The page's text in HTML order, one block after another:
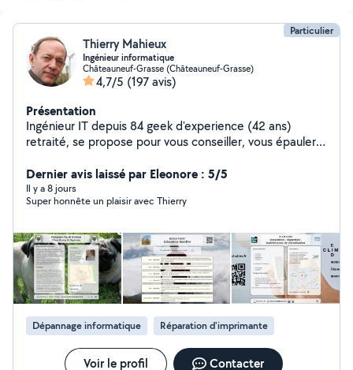
Particulier
Thierry Mahieux
Ingénieur informatique
Châteauneuf-Grasse (Châteauneuf-Grasse)
4,7/5 (197 avis)
Présentation
Ingénieur IT depuis 84 geek d'experience (42 ans)
retraité, se propose pour vous conseiller, vous épauler ,
réseau domestique .Bref vous aider dans toutes les
matières technologiques : informatique , télé
connectée, wifi cpl réseau domestique imprimantes,
94 soit 32 ans), prodigue également un cours de
vulgarisation de l'informatique en 10h adaptable à tout
niveau
Dernier avis laissé par Eleonore : 5/5
Il y a 8 jours
Super honnête un plaisir avec Thierry
Dépannage informatique Réparation d'imprimante
Voir le profil Contacter